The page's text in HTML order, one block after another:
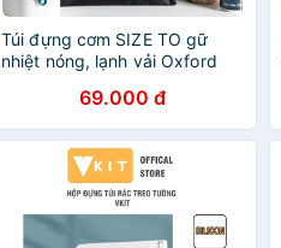
Túi đựng cơm SIZE TO gữ
nhiệt nóng, lạnh vải Oxford
69.000 đ